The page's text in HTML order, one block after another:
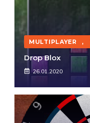
MULTIPLAYER ,
Drop Blox
26.01.2020